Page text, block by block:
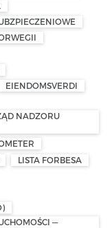
EIENDOMSVERDI
NADZORU
LISTA FORBESA
—